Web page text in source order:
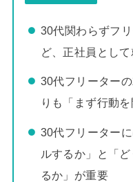
30代関わらずフ
ど、正社員とし
30代フリーター
りも「まず行動
30代フリーター
ルするか」と「
るか」が重要